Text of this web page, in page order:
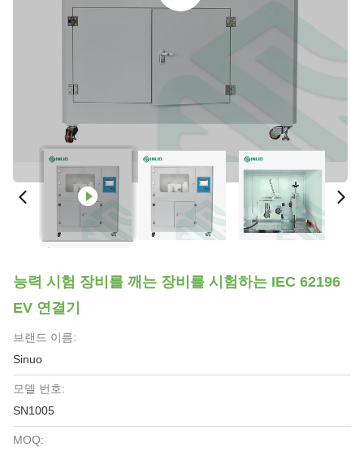
능력 시험 장비를 깨는 장비를 시험하는 IEC 62196
EV 연결기
브랜드 이름:
Sinuo
모델 번호:
SN1005
MOQ: